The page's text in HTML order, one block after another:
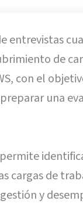
entrevistas
de
con el
una
cargas de
y